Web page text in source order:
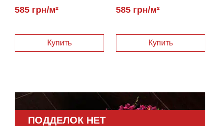
585 грн/м² 585 грн/м²
ПОДДЕЛОК НЕТ